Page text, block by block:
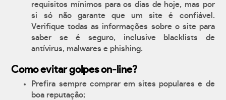
requisitos mínimos para os dias de hoje, mas por
si só não garante que um site é confiável.
Verifique todas as informações sobre o site para
saber se é seguro, inclusive blacklists de
antívirus, malwares e phishing.
Como evitar golpes on-line?
Prefira sempre comprar em sites populares e de
boa reputação;